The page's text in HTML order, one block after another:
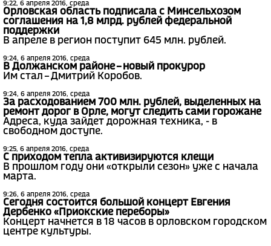
9:22, 6 апреля 2016, среда
Орловская область подписала с Минсельхозом
соглашения на 1,8 млрд. рублей федеральной
поддержки
В апреле в регион поступит 645 млн. рублей.
9:24, 6 апреля 2016, среда
В Должанском районе – новый прокурор
Им стал – Дмитрий Коробов.
9:24, 6 апреля 2016, среда
За расходованием 700 млн. рублей, выделенных на
ремонт дорог в Орле, могут следить сами горожане
Адреса, куда зайдет дорожная техника, - в
свободном доступе.
9:25, 6 апреля 2016, среда
С приходом тепла активизируются клещи
В прошлом году они «открыли сезон» уже с начала
марта.
9:26, 6 апреля 2016, среда
Сегодня состоится большой концерт Евгения
Дербенко «Приокские переборы»
Концерт начнется в 18 часов в орловском городском
центре культуры.